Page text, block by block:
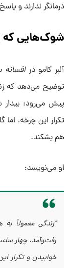
درمانگر ندارند و
شوک‌هایی که
آلبر کامو در
توضیح می‌دهد که
پیش می‌رود: بیدار
تکرار این چرخه.
هم بشکند.
او می‌نویسد:
"زندگی معمولاً
رفت‌وآمد، چهار ساعت
خوابیدن و تکرار